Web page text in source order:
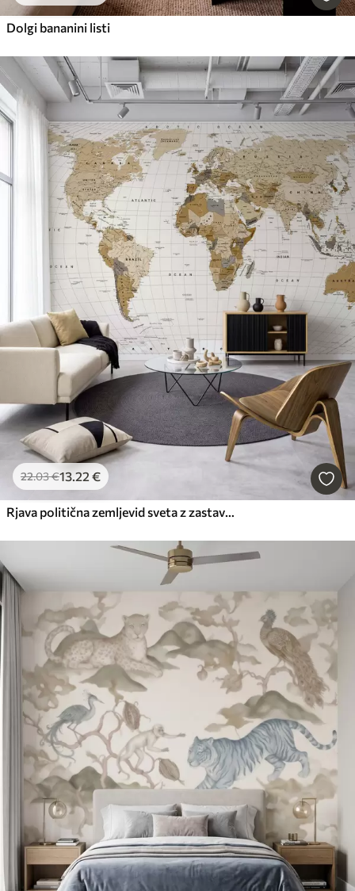
Dolgi bananini listi
22.03€13 .22 €